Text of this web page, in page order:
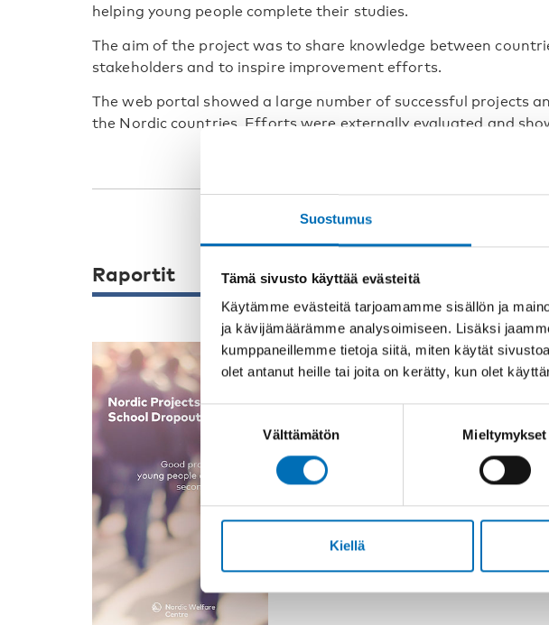
Suostumus
Tämä sivusto käyttää evästeitä
Käytämme evästeitä tarjoamamme sisällön ja
ja kävijämäärämme analysoimiseen. Lisäksi
kumppaneillemme tietoja siitä, miten käytät
olet antanut heille tai joita on kerätty, kun olet
Suostumuksen
Välttämätön Mieltymykset
Kiellä
helping young people complete their studies.
The aim of the project was to share knowledge between
stakeholders and to inspire improvement efforts.
The web portal showed a large number of successful projects
the Nordic countries. Efforts were externally evaluated and
Raportit
HYVINVOINTIPOLITIIKKA 12 tammi 2017
Nordic Projects to
Dropout
The aim of the report Nordic
School Dropout is to improve and
initiatives for young people, and to